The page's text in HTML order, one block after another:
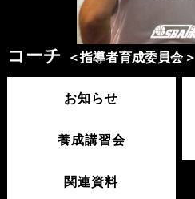
コーチ ＜指導者育成委員会＞
お知らせ
養成講習会
関連資料